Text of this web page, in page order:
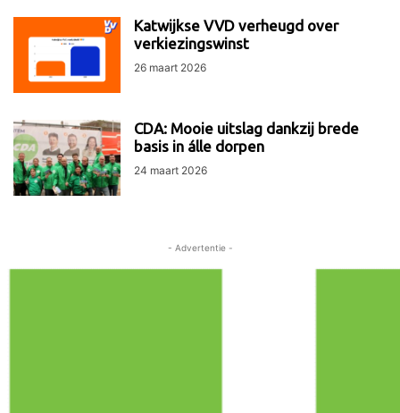
Katwijkse VVD verheugd over
verkiezingswinst
26 maart 2026
CDA: Mooie uitslag dankzij brede
basis in álle dorpen
24 maart 2026
- Advertentie -